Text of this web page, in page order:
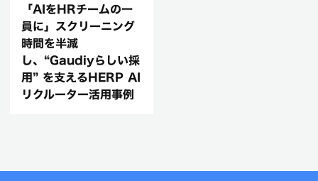
「AIをHRチームの一
員に」スクリーニング
時間を半減
し、“Gaudiyらしい採
用” を支えるHERP AI
リクルーター活用事例